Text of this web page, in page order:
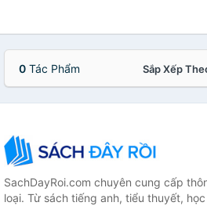
0 Tác Phẩm Sắp Xếp
SachDayRoi.com chuyên cung cấp
loại. Từ sách tiếng anh, tiểu thuyết,